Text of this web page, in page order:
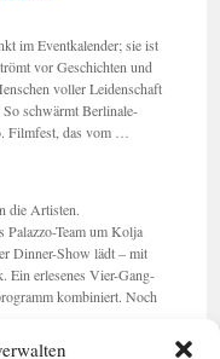
im Eventkalender; sie ist
vor Geschichten und
voller Leidenschaft
schwärmt Berlinale-
Filmfest, das vom …
die Artisten.
Palazzo-Team um Kolja
Dinner-Show lädt – mit
Ein erlesenes Vier-Gang-
kombiniert. Noch